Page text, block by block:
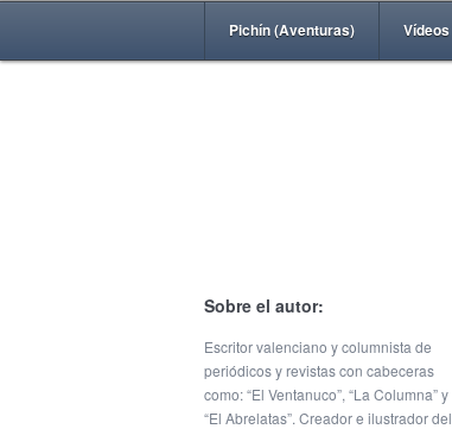
Pichín (Aventuras) Vídeos
Sobre el autor:
Escritor valenciano y columnista de
periódicos y revistas con cabeceras
como: “El Ventanuco”, “La Columna” y
“El Abrelatas”. Creador e ilustrador del